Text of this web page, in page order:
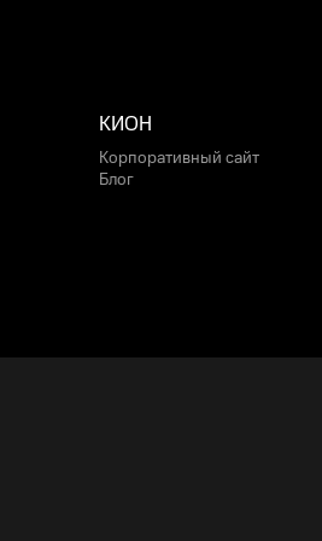
КИОН
Корпоративный сайт
Блог